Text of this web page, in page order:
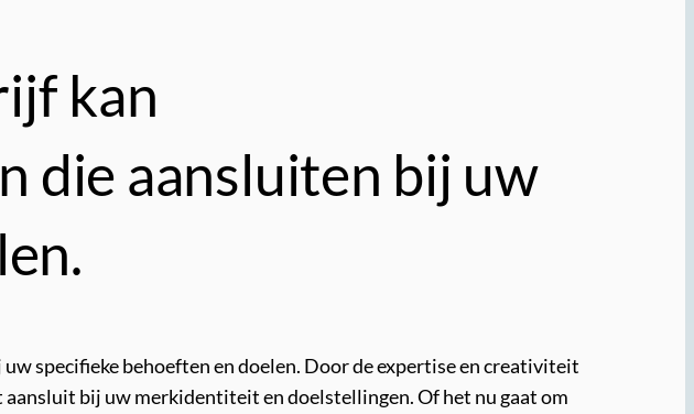
kan
die aansluiten bij uw
specifieke behoeften en doelen. Door de expertise en creativiteit
bij uw merkidentiteit en doelstellingen. Of het nu gaat om